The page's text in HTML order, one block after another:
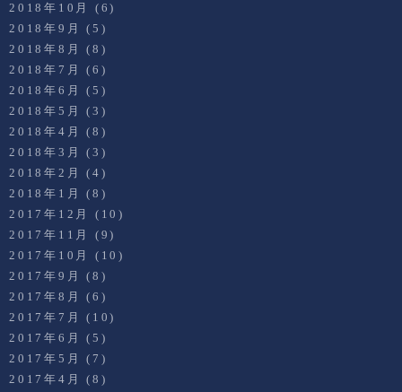
2018年10月
(6)
2018年9月
(5)
2018年8月
(8)
2018年7月
(6)
2018年6月
(5)
2018年5月
(3)
2018年4月
(8)
2018年3月
(3)
2018年2月
(4)
2018年1月
(8)
2017年12月
(10)
2017年11月
(9)
2017年10月
(10)
2017年9月
(8)
2017年8月
(6)
2017年7月
(10)
2017年6月
(5)
2017年5月
(7)
2017年4月
(8)